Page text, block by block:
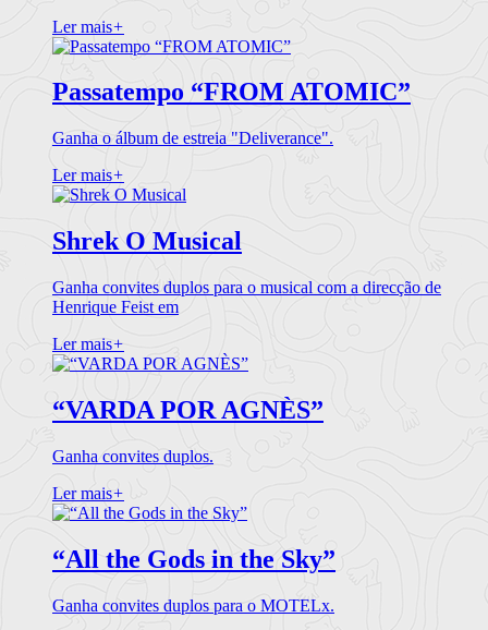
Ler mais+
Passatempo “FROM ATOMIC”
Ganha o álbum de estreia "Deliverance".
Ler mais+
Shrek O Musical
Ganha convites duplos para o musical com a direcção de
Henrique Feist em
Ler mais+
“VARDA POR AGNÈS”
Ganha convites duplos.
Ler mais+
“All the Gods in the Sky”
Ganha convites duplos para o MOTELx.